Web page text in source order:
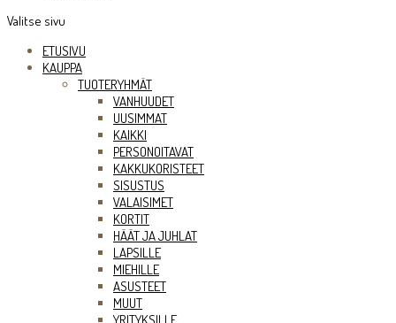
Valitse sivu
ETUSIVU
KAUPPA
TUOTERYHMÄT
VANHUUDET
UUSIMMAT
KAIKKI
PERSONOITAVAT
KAKKUKORISTEET
SISUSTUS
VALAISIMET
KORTIT
HÄÄT JA JUHLAT
LAPSILLE
MIEHILLE
ASUSTEET
MUUT